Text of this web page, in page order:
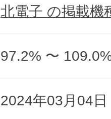
北電子 の掲載機
97.2% 〜
2024年03月04日